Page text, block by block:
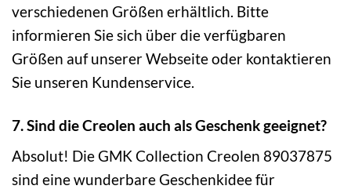
verschiedenen Größen erhältlich. Bitte
informieren Sie sich über die verfügbaren
Größen auf unserer Webseite oder kontaktieren
Sie unseren Kundenservice.
7. Sind die Creolen auch als Geschenk geeignet?
Absolut! Die GMK Collection Creolen 89037875
sind eine wunderbare Geschenkidee für